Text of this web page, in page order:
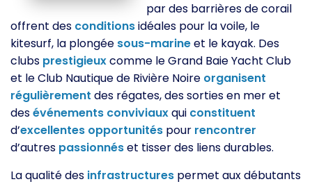
par des barrières de corail
offrent des conditionsidéales pour la voile, le
kitesurf, la plongée sous-marineet le kayak. Des
clubs prestigieuxcomme le Grand Baie Yacht Club
et le Club Nautique de Rivière Noire organisent
régulièrement des régates, des sorties en mer et
desévénements conviviauxqui constituent
d’excellentes opportunités pour rencontrer
d’autres passionnéset tisser des liens durables.
La qualité des infrastructures permet aux débutants